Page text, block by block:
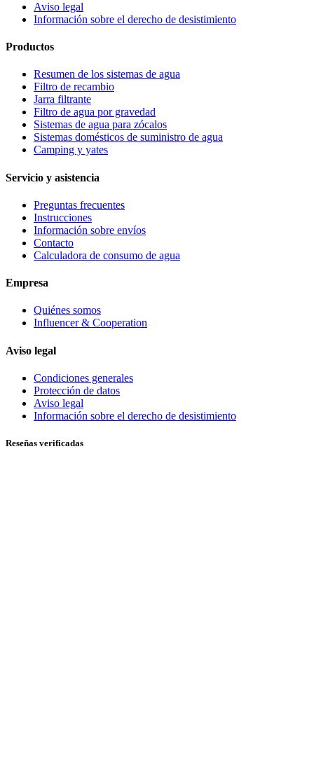
Aviso legal
Información sobre el derecho de desistimiento
Productos
Resumen de los sistemas de agua
Filtro de recambio
Jarra filtrante
Filtro de agua por gravedad
Sistemas de agua para zócalos
Sistemas domésticos de suministro de agua
Camping y yates
Servicio y asistencia
Preguntas frecuentes
Instrucciones
Información sobre envíos
Contacto
Calculadora de consumo de agua
Empresa
Quiénes somos
Influencer & Cooperation
Aviso legal
Condiciones generales
Protección de datos
Aviso legal
Información sobre el derecho de desistimiento
Reseñas verificadas